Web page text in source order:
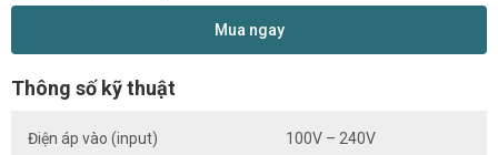
Mua ngay
Thông số kỹ thuật
Điện áp vào (input) 100V – 240V